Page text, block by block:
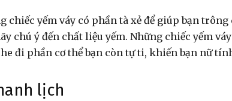
chiếc yếm váy có phần tà xẻ để giúp bạn
chú ý đến chất liệu yếm. Những chiếc yếm
đi phần cơ thể bạn còn tự ti, khiến bạn nữ
lịch